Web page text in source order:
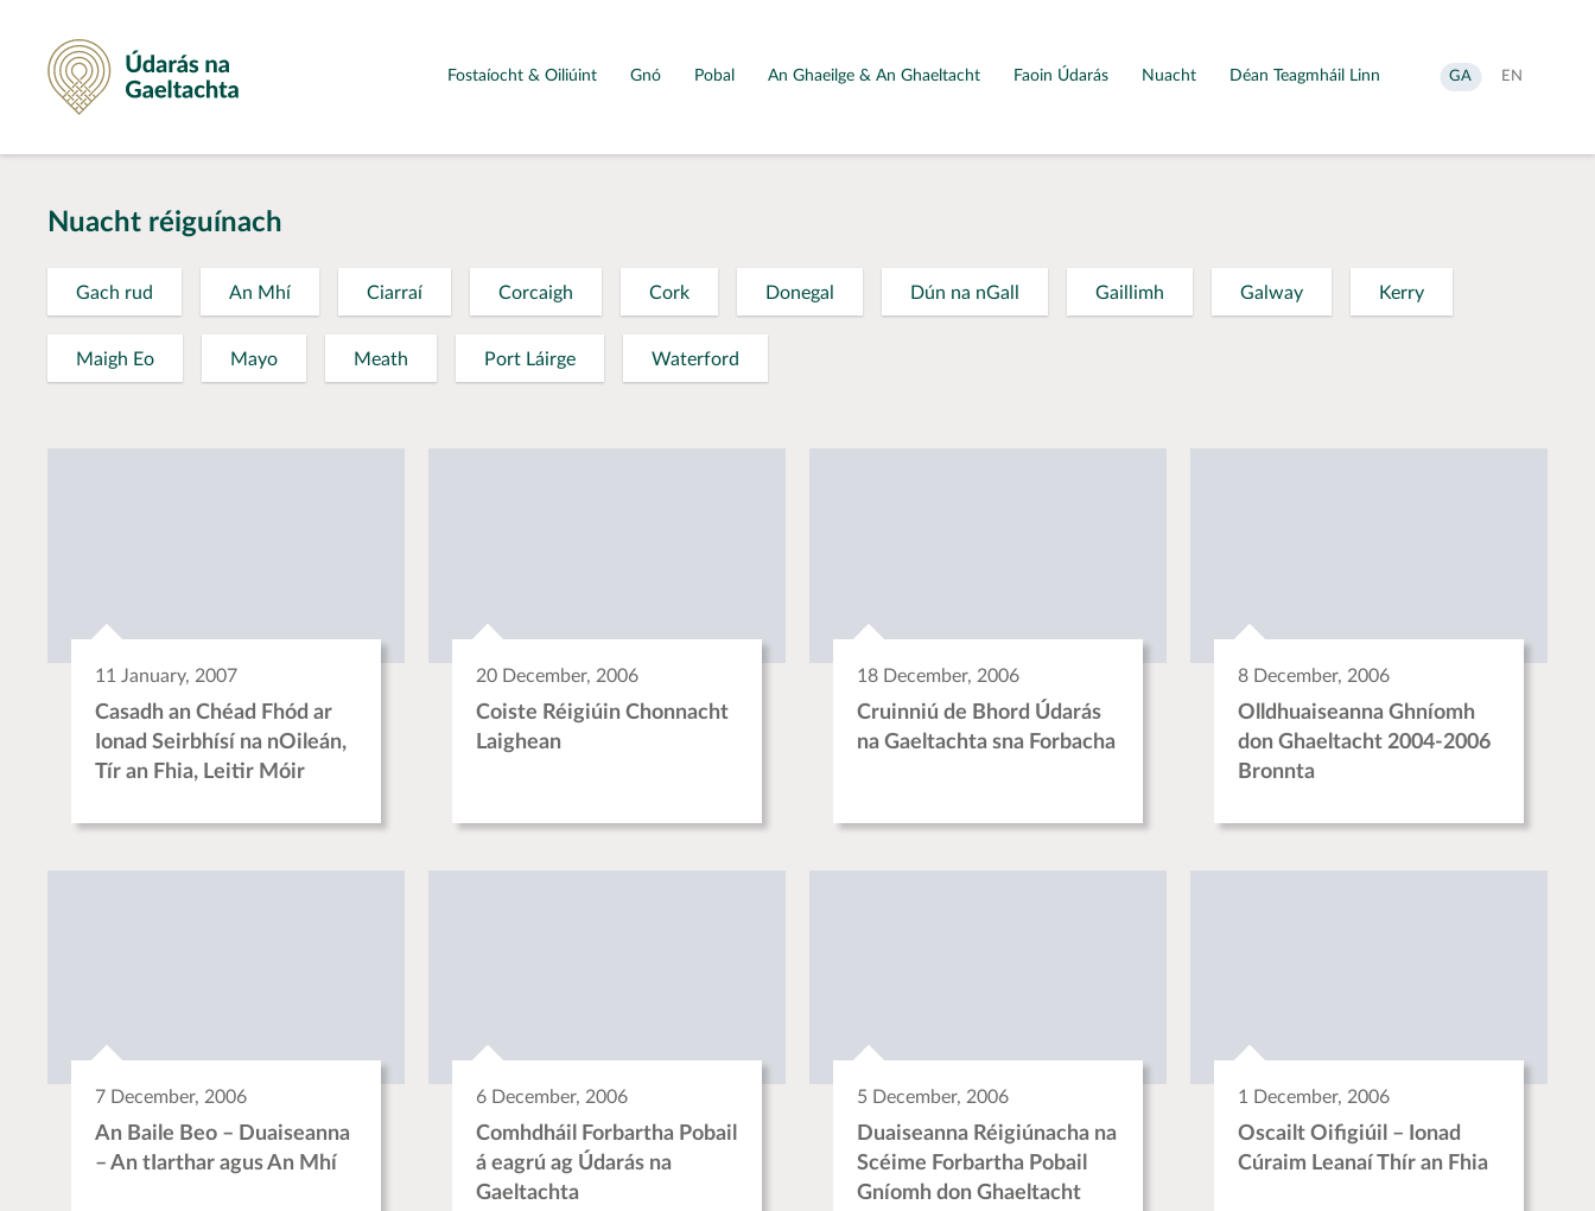
Údarás na Gaeltachta
Fostaíocht & Oiliúint Gnó Pobal An Ghaeilge & An Ghaeltacht Faoin Údarás Nuacht Déan Teagmháil Linn
Aistrigh
go
GA
Change
EN
Nuacht réiguínach
Gach rud An Mhí Ciarraí Corcaigh Cork Donegal Dún na nGall Gaillimh Galway Kerry
Maigh Eo Mayo Meath Port Láirge Waterford
11 January, 2007
Casadh an Chéad Fhód ar
Ionad Seirbhísí na nOileán,
Tír an Fhia, Leitir Móir
20 December, 2006
Coiste Réigiúin Chonnacht
Laighean
18 December, 2006
Cruinniú de Bhord Údarás
na Gaeltachta sna Forbacha
8 December, 2006
Olldhuaiseanna Ghníomh
don Ghaeltacht 2004-2006
Bronnta
7 December, 2006
An Baile Beo – Duaiseanna
– An tIarthar agus An Mhí
6 December, 2006
Comhdháil Forbartha Pobail
á eagrú ag Údarás na
Gaeltachta
5 December, 2006
Duaiseanna Réigiúnacha na
Scéime Forbartha Pobail
Gníomh don Ghaeltacht
1 December, 2006
Oscailt Oifigiúil – Ionad
Cúraim Leanaí Thír an Fhia